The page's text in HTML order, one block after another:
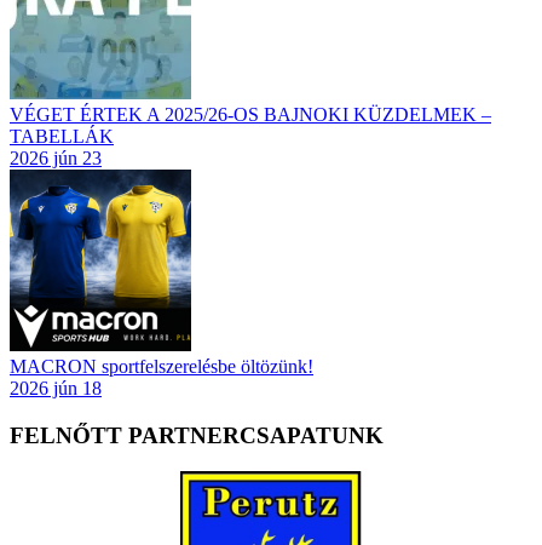
VÉGET ÉRTEK A 2025/26-OS BAJNOKI KÜZDELMEK –
TABELLÁK
2026 jún 23
MACRON sportfelszerelésbe öltözünk!
2026 jún 18
FELNŐTT PARTNERCSAPATUNK